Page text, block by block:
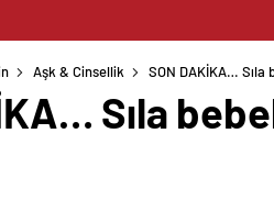
Aşk & Cinsellik SON DAKİKA…
Sıla